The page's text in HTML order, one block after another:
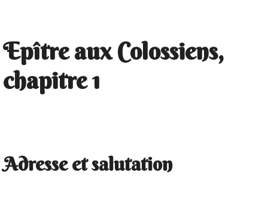
Epître aux Colossiens,
chapitre 1
Adresse et salutation